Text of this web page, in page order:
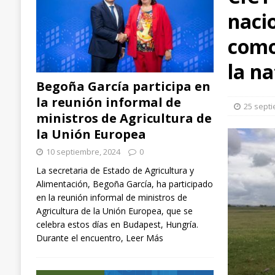
arroz, aplicadas en España, Italia y Chile
[ 3 septiembre, 2024 ]
Ángel Ballesteros
el sector”
GANADERÍA
Begoña García
NACIONAL
la
25
Begoña García participa en
la reunión informal de
ministros de Agricultura de
la Unión Europea
10 septiembre, 2024 0
La secretaria de Estado de Agricultura y
Alimentación, Begoña García, ha participado
en la reunión informal de ministros de
Agricultura de la Unión Europea, que se
celebra estos días en Budapest, Hungría.
Durante el encuentro, Leer Más